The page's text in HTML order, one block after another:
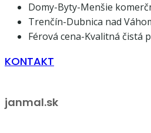
Domy-Byty-Menšie
Trenčín-Dubnica nad
Férová cena-Kvalitná čistá
KONTAKT
janmal.sk